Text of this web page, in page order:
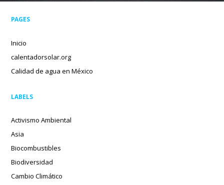
PAGES
Inicio
calentadorsolar.org
Calidad de agua en México
LABELS
Activismo Ambiental
Asia
Biocombustibles
Biodiversidad
Cambio Climático